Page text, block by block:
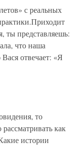
с реальных
ты представляешь:
что наша
отвечает: «Я
то
как
истории